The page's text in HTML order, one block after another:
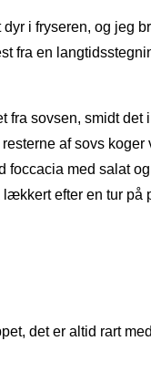
i fryseren, og jeg
fra en
fra sovsen, smidt
af sovs
foccacia med salat
efter en tur på
det er altid rart